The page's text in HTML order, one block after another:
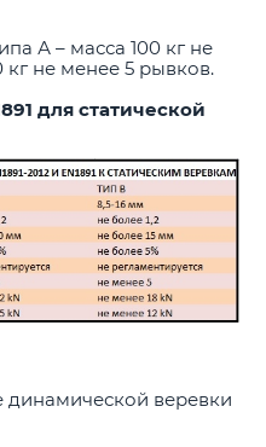
А – масса 100 кг не
не менее 5 рывков.
для статической
динамической веревки